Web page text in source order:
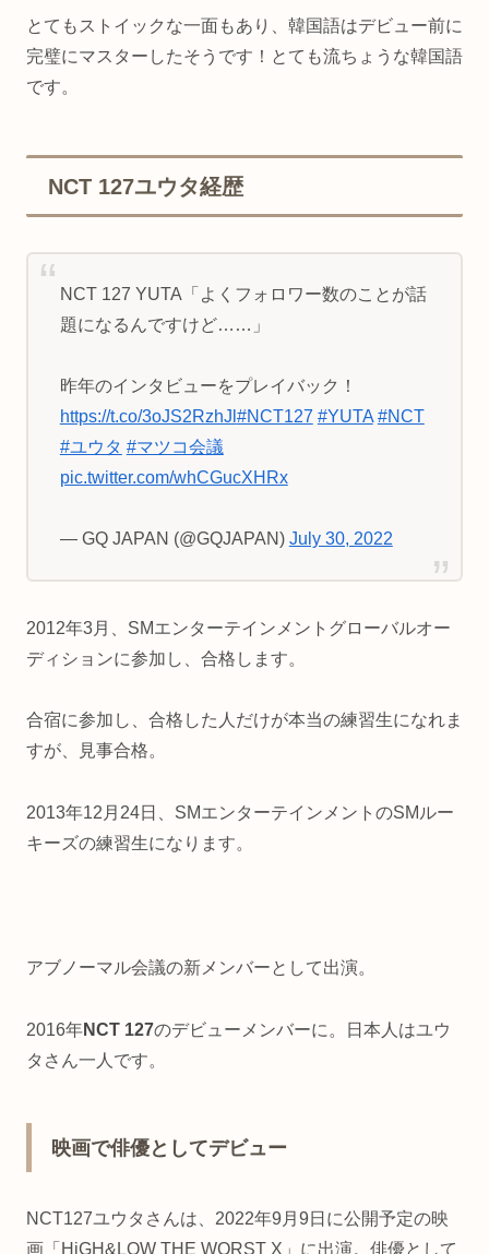
とてもストイックな一面もあり、韓国語はデビュー前に
完璧にマスターしたそうです！とても流ちょうな韓国語
です。
NCT 127ユウタ経歴
NCT 127 YUTA「よくフォロワー数のことが話
題になるんですけど……」
昨年のインタビューをプレイバック！
https://t.co/3oJS2RzhJl #NCT127 #YUTA #NCT
#ユウタ #マツコ会議
pic.twitter.com/whCGucXHRx
— GQ JAPAN (@GQJAPAN) July 30, 2022
2012年3月、SMエンターテインメントグローバルオー
ディションに参加し、合格します。
合宿に参加し、合格した人だけが本当の練習生になれま
すが、見事合格。
2013年12月24日、SMエンターテインメントのSMルー
キーズの練習生になります。
アブノーマル会議の新メンバーとして出演。
2016年NCT 127のデビューメンバーに。日本人はユウ
タさん一人です。
映画で俳優としてデビュー
NCT127ユウタさんは、2022年9月9日に公開予定の映
画「HiGH&LOW THE WORST X」に出演。俳優として